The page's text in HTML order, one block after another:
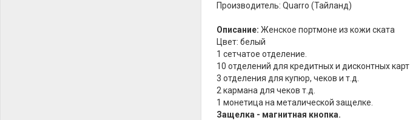
Производитель: Quarro (Тайланд)
Описание: Женское портмоне из кожи ската
Цвет: белый
1 сетчатое отделение.
10 отделений для кредитных и дисконтных карт
3 отделения для купюр, чеков и т.д.
2 кармана для чеков т.д.
1 монетица на металической защелке.
Защелка - магнитная кнопка.